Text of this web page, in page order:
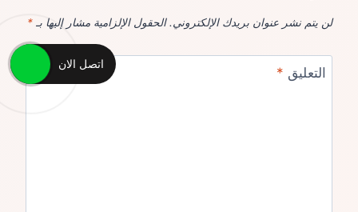
لن يتم نشر عنوان بريدك الإلكتروني. الحقول الإلزامية مشار إليها بـ *
التعليق *
اتصل الان